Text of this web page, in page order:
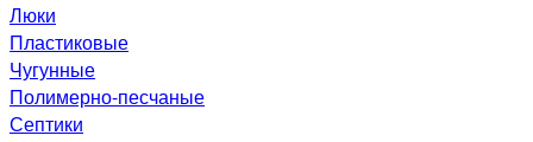
Люки
Пластиковые
Чугунные
Полимерно-песчаные
Септики